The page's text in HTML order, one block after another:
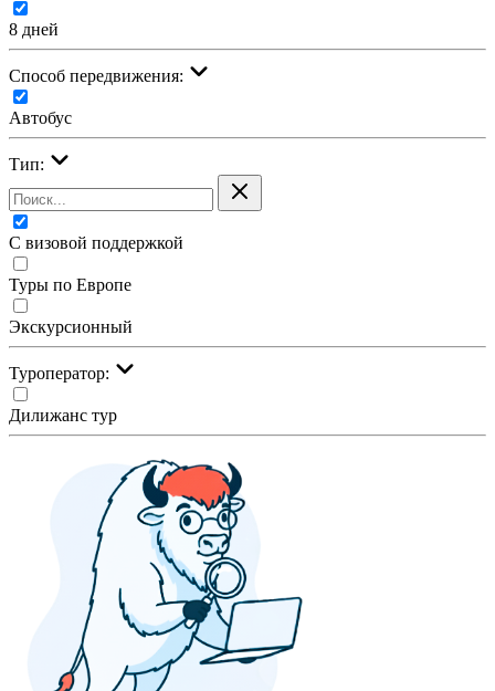
8 дней
Cпособ передвижения:
Автобус
Тип:
С визовой поддержкой
Туры по Европе
Экскурсионный
Туроператор:
Дилижанс тур